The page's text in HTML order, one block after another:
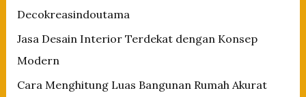
o
r
:
Decokreasindoutama
Jasa Desain Interior Terdekat dengan Konsep
Modern
Cara Menghitung Luas Bangunan Rumah Akurat